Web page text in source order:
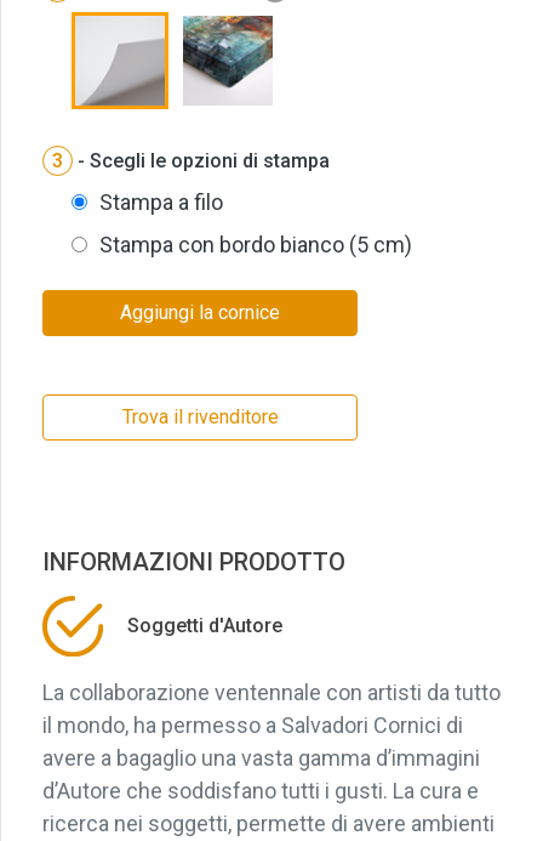
3 - Scegli le opzioni di stampa
Stampa a filo
Stampa con bordo bianco (5 cm)
Aggiungi la cornice
Trova il rivenditore
INFORMAZIONI PRODOTTO
Soggetti d'Autore
La collaborazione ventennale con artisti da tutto
il mondo, ha permesso a Salvadori Cornici di
avere a bagaglio una vasta gamma d’immagini
d’Autore che soddisfano tutti i gusti. La cura e
ricerca nei soggetti, permette di avere ambienti